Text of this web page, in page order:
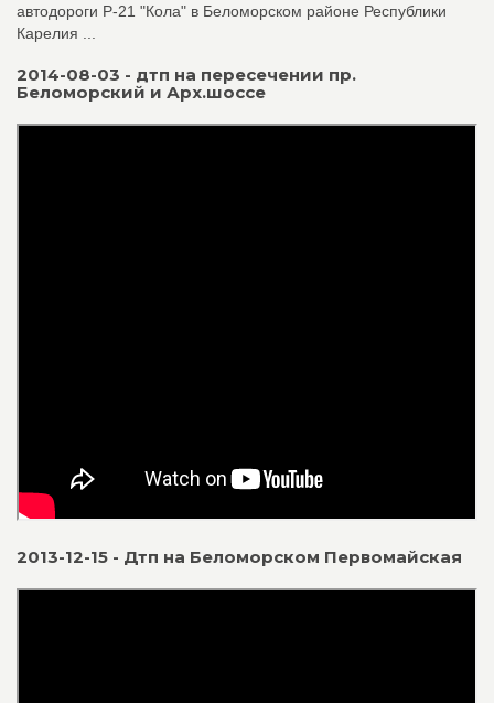
автодороги Р-21 "Кола" в Беломорском районе Республики
Карелия ...
2014-08-03 - дтп на пересечении пр.
Беломорский и Арх.шоссе
2013-12-15 - Дтп на Беломорском Первомайская